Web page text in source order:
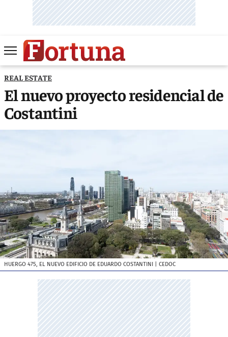
REAL ESTATE
El nuevo proyecto residencial de
Costantini
HUERGO 475, EL NUEVO EDIFICIO DE EDUARDO COSTANTINI | CEDOC